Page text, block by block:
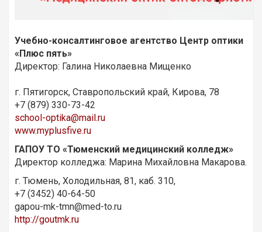
Учебно-консалтинговое агентство Центр оптики
«Плюс пять»
Директор: Галина Николаевна Мищенко
г. Пятигорск, Ставропольский край, Кирова, 78
+7 (879) 330-73-42
school-optika@mail.ru
www.myplusfive.ru
ГАПОУ ТО «Тюменский медицинский колледж»
Директор колледжа: Марина Михайловна Макарова.
г. Тюмень, Холодильная, 81, каб. 310,
+7 (3452) 40-64-50
gapou-mk-tmn@med-to.ru
http://goutmk.ru